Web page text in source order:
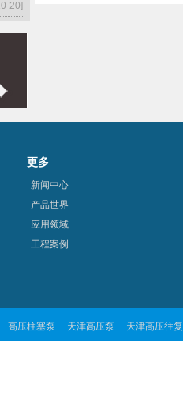
20]
更多
新闻中心
产品世界
应用领域
工程案例
高压柱塞泵 天津高压泵 天津高压往